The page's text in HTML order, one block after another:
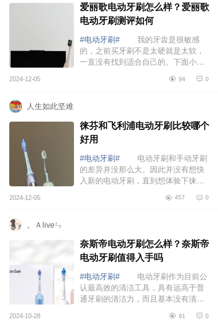
爱丽歌电动牙刷怎么样？爱丽歌
电动牙刷测评如何
#电动牙刷#
我的牙齿是很敏感
的，之前买牙刷不是太硬就是太软，
一直没有找到适合自己的。下面小编
样？爱丽歌电动牙刷测评如何 爱
2024-12-05 94 0
人生如此坚难
徕芬和飞利浦电动牙刷比较哪个
好用
#电动牙刷#
电动牙刷和手动牙刷
的差异并没那么大。因此并没有想快
入新的电动牙刷，直到想体验下徕芬
飞利浦电动牙刷比较哪个好用 徕
2024-12-05 457 0
。Ａliveㄣ
奈斯帝电动牙刷怎么样？奈斯帝
电动牙刷值得入手吗
#电动牙刷#
电动牙刷作为目前公
认最高效的清洁工具，具有远高于普
通牙刷的清洁力，而且基本没有清洁
2024-10-28 91 0